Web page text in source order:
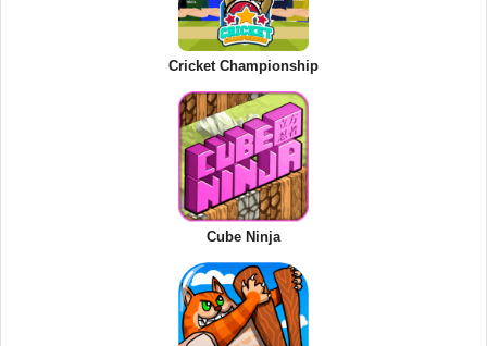
Cricket Championship
Cube Ninja